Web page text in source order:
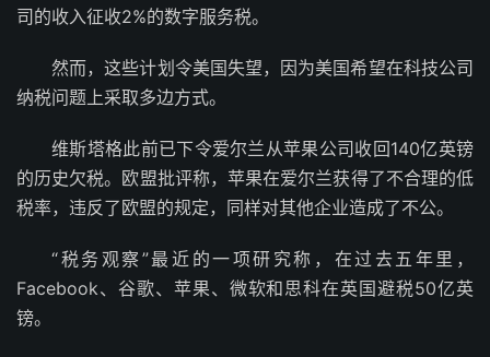
司的收入征收2%的数字服务税。
然而，这些计划令美国失望，因为美国希望在科技公司
纳税问题上采取多边方式。
维斯塔格此前已下令爱尔兰从苹果公司收回140亿英镑
的历史欠税。欧盟批评称，苹果在爱尔兰获得了不合理的低
税率，违反了欧盟的规定，同样对其他企业造成了不公。
“税务观察”最近的一项研究称，在过去五年里，
Facebook、谷歌、苹果、微软和思科在英国避税50亿英
镑。